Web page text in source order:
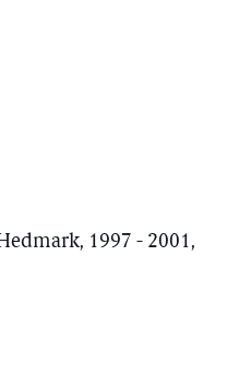
1997 - 2001,